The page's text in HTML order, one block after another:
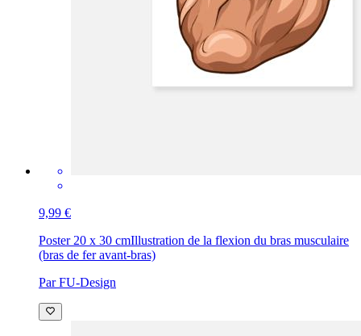
9,99 €
Poster 20 x 30 cmIllustration de la flexion du bras musculaire
(bras de fer avant-bras)
Par FU-Design